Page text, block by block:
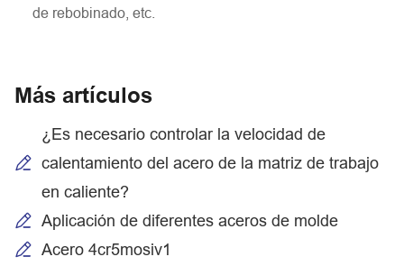
de rebobinado, etc.
Más artículos
¿Es necesario controlar la velocidad de
calentamiento del acero de la matriz de trabajo
en caliente?
Aplicación de diferentes aceros de molde
Acero 4cr5mosiv1